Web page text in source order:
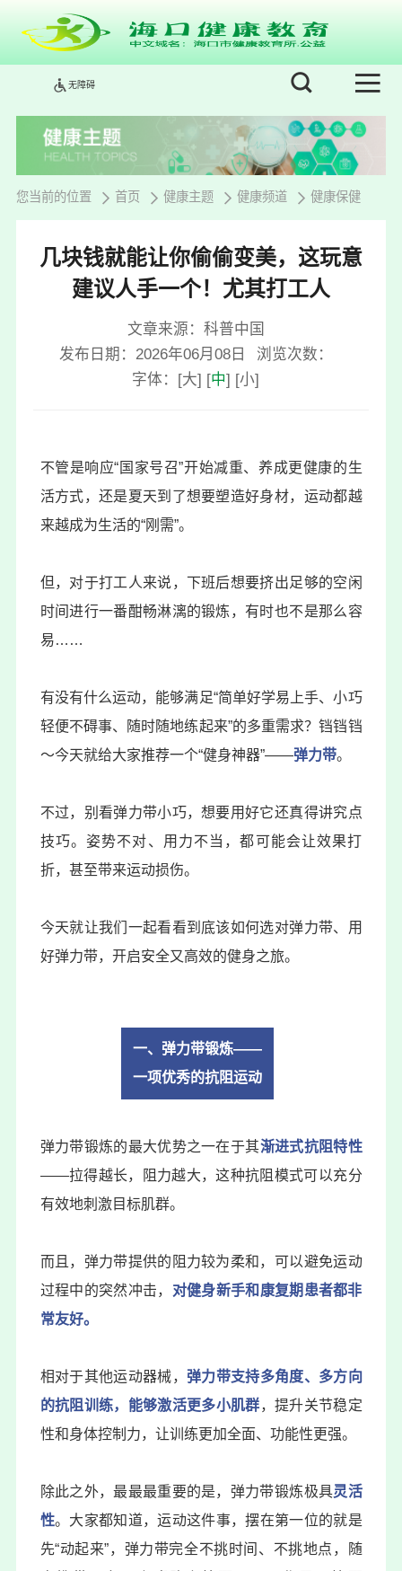
无障碍
您当前的位置 首页 健康主题 健康频道 健康保健
几块钱就能让你偷偷变美，这玩意
建议人手一个！尤其打工人
文章来源：科普中国
发布日期：2026年06月08日
浏览次数：
字体： [大] [中] [小]
不管是响应“国家号召”开始减重、养成更健康的生
活方式，还是夏天到了想要塑造好身材，运动都越
来越成为生活的“刚需”。
但，对于打工人来说，下班后想要挤出足够的空闲
时间进行一番酣畅淋漓的锻炼，有时也不是那么容
易……
有没有什么运动，能够满足“简单好学易上手、小巧
轻便不碍事、随时随地练起来”的多重需求？铛铛铛
～今天就给大家推荐一个“健身神器”——弹力带。
不过，别看弹力带小巧，想要用好它还真得讲究点
技巧。姿势不对、用力不当，都可能会让效果打
折，甚至带来运动损伤。
今天就让我们一起看看到底该如何选对弹力带、用
好弹力带，开启安全又高效的健身之旅。
一、 弹力带锻炼——
一项优秀的抗阻运动
弹力带锻炼的最大优势之一在于其渐进式抗阻特性
——拉得越长，阻力越大，这种抗阻模式可以充分
有效地刺激目标肌群。
而且，弹力带提供的阻力较为柔和，可以避免运动
过程中的突然冲击， 对健身新手和康复期患者都非
常友好。
相对于其他运动器械， 弹力带支持多角度、多方向
的抗阻训练，能够激活更多小肌群，提升关节稳定
性和身体控制力，让训练更加全面、功能性更强。
除此之外，最最最重要的是，弹力带锻炼极具灵活
性。大家都知道，运动这件事，摆在第一位的就是
先“动起来”，弹力带完全不挑时间、不挑地点，随